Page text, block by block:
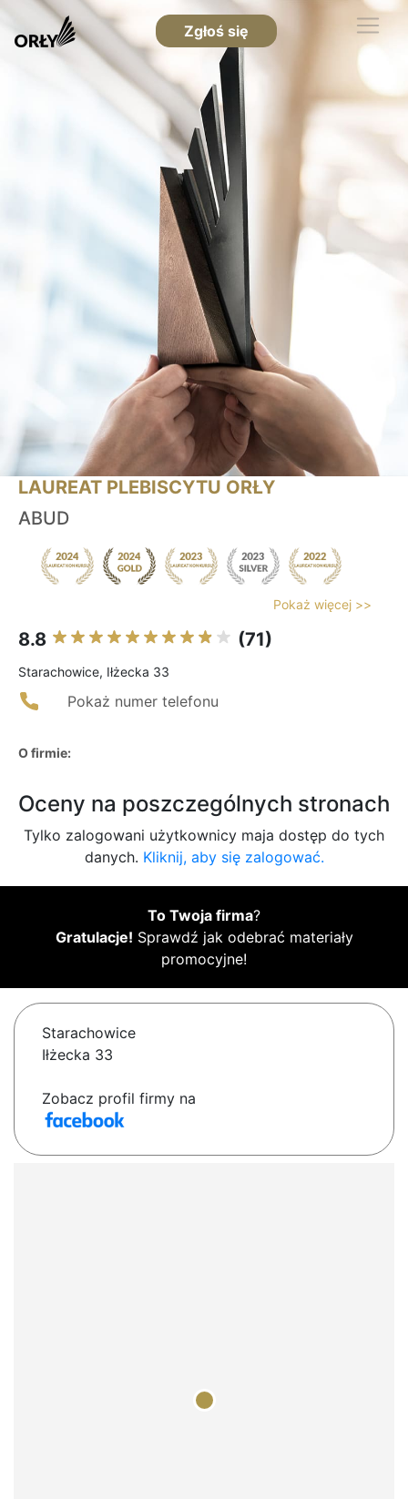
Zgłoś się
LAUREAT PLEBISCYTU ORŁY
ABUD
Pokaż więcej >>
8.8 (71)
Starachowice, Iłżecka 33
Pokaż numer telefonu
O firmie:
Oceny na poszczególnych stronach
Tylko zalogowani użytkownicy maja dostęp do tych
danych. Kliknij, aby się zalogować.
To Twoja firma?
Gratulacje! Sprawdź jak odebrać materiały
promocyjne!
Starachowice
Iłżecka 33
Zobacz profil firmy na